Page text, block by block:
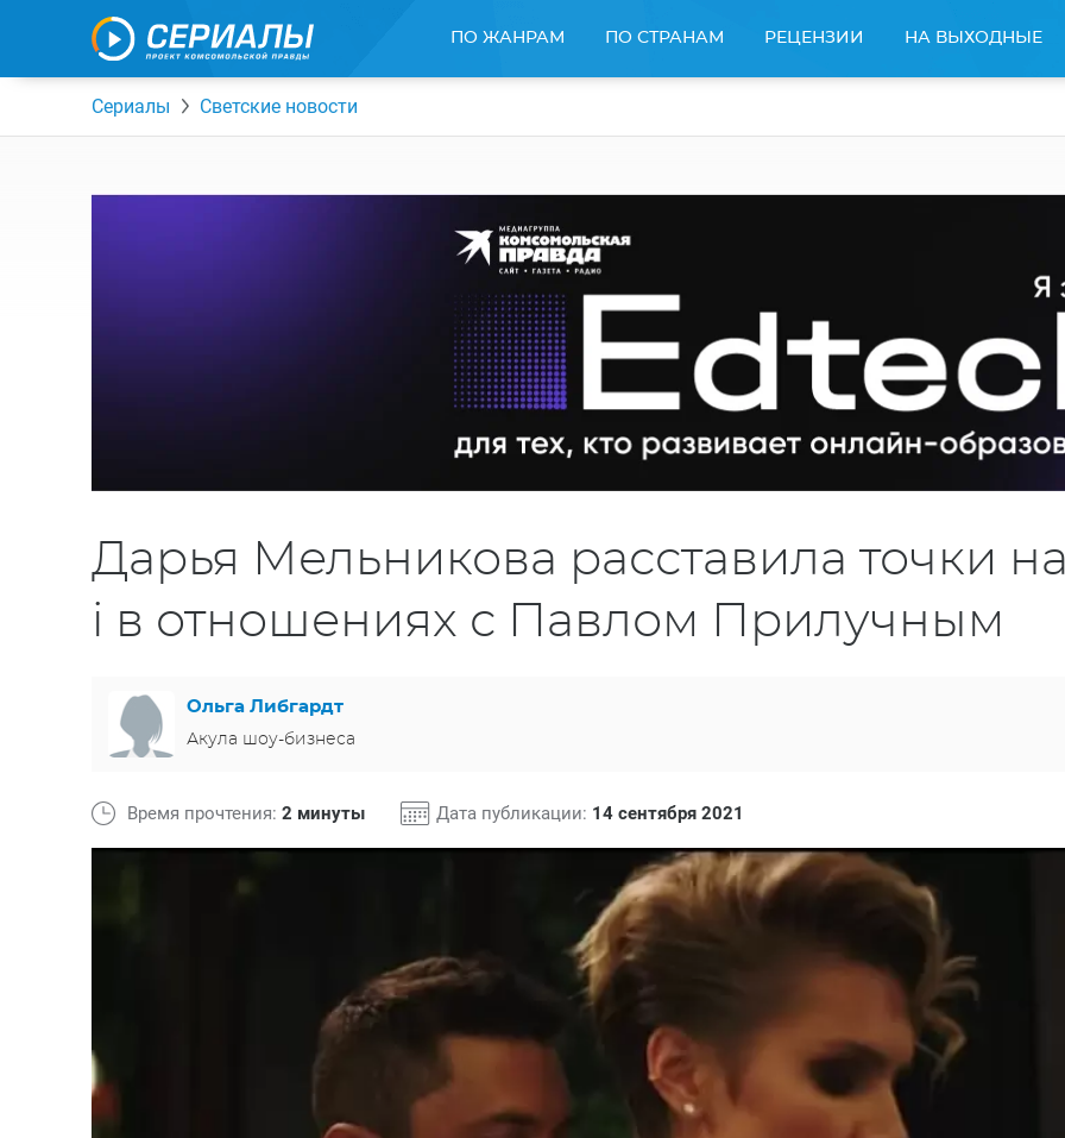
ПО ЖАНРАМ ПО СТРАНАМ РЕЦЕНЗИИ НА ВЫХОДНЫЕ
Сериалы Светские новости
Дарья Мельникова расставила точки
i в отношениях с Павлом Прилучным
Ольга Либгардт
Акула шоу-бизнеса
Время прочтения: 2 минуты Дата публикации: 14 сентября 2021